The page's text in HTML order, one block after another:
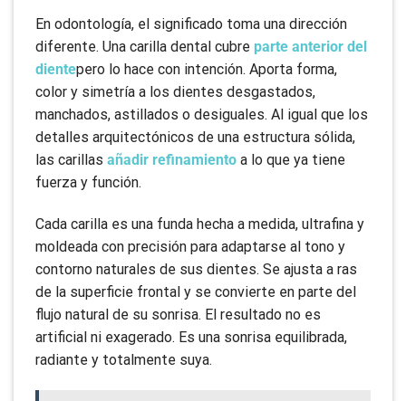
En odontología, el significado toma una dirección
diferente. Una carilla dental cubre parte anterior del
dientepero lo hace con intención. Aporta forma,
color y simetría a los dientes desgastados,
manchados, astillados o desiguales. Al igual que los
detalles arquitectónicos de una estructura sólida,
las carillas añadir refinamiento a lo que ya tiene
fuerza y función.
Cada carilla es una funda hecha a medida, ultrafina y
moldeada con precisión para adaptarse al tono y
contorno naturales de sus dientes. Se ajusta a ras
de la superficie frontal y se convierte en parte del
flujo natural de su sonrisa. El resultado no es
artificial ni exagerado. Es una sonrisa equilibrada,
radiante y totalmente suya.